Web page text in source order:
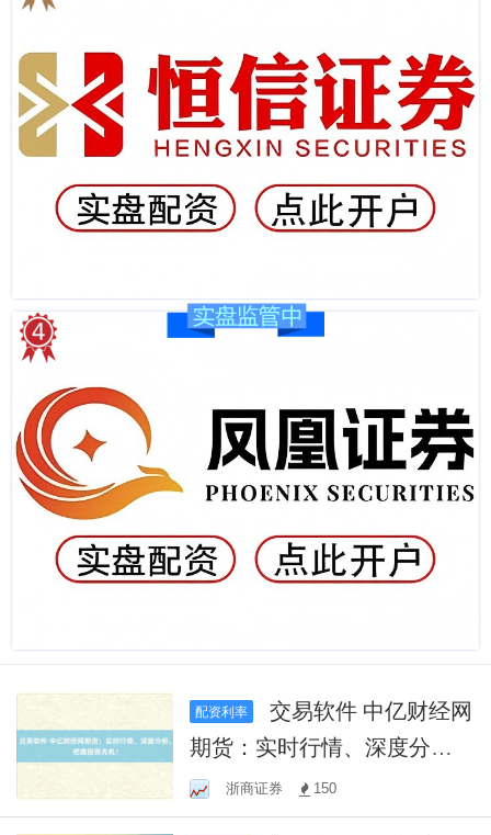
配资利率
交易软件 中亿财经网
期货：实时行情、深度分
析，把握投资先机！
浙商证券 150